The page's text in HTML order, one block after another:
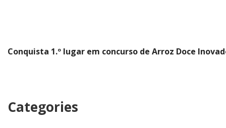
Conquista 1.º lugar em concurso de Arroz Doce
Categories